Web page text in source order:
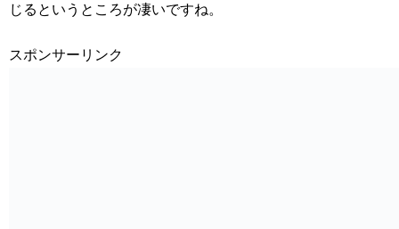
じるというところが凄いですね。
スポンサーリンク